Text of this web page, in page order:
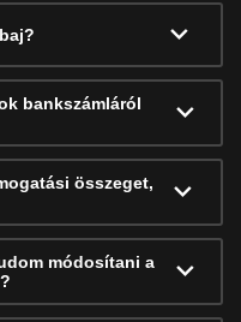
bankszámláról
összeget,
módosítani a